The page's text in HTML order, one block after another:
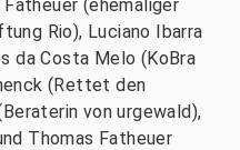
(ehemaliger
Rio), Luciano Ibarra
da Costa Melo (KoBra
(Rettet den
von urgewald),
Thomas Fatheuer